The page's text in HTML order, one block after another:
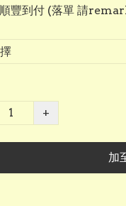
豐到付 (落單 請
+
加